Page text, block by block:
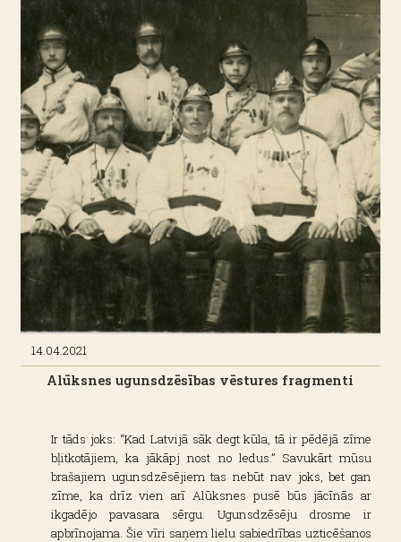
14.04.2021
Alūksnes ugunsdzēsības vēstures fragmenti
Ir tāds joks: “Kad Latvijā sāk degt kūla, tā ir pēdējā zīme
bļitkotājiem, ka jākāpj nost no ledus.” Savukārt mūsu
brašajiem ugunsdzēsējiem tas nebūt nav joks, bet gan
zīme, ka drīz vien arī Alūksnes pusē būs jācīnās ar
ikgadējo pavasara sērgu. Ugunsdzēsēju drosme ir
apbrīnojama. Šie vīri saņem lielu sabiedrības uzticēšanos